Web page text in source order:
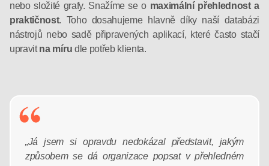
nebo složité grafy. Snažíme se o maximální přehlednost a
praktičnost. Toho dosahujeme hlavně díky naší databázi
nástrojů nebo sadě připravených aplikací, které často stačí
upravit na míru dle potřeb klienta.
„Já jsem si opravdu nedokázal představit, jakým
způsobem se dá organizace popsat v přehledném